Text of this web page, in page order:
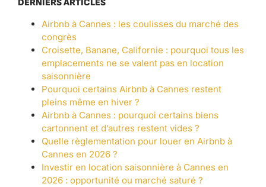
DERNIERS ARTICLES
Airbnb à Cannes : les coulisses du marché des
congrès
Croisette, Banane, Californie : pourquoi tous les
emplacements ne se valent pas en location
saisonnière
Pourquoi certains Airbnb à Cannes restent
pleins même en hiver ?
Airbnb à Cannes : pourquoi certains biens
cartonnent et d’autres restent vides ?
Quelle règlementation pour louer en Airbnb à
Cannes en 2026 ?
Investir en location saisonnière à Cannes en
2026 : opportunité ou marché saturé ?